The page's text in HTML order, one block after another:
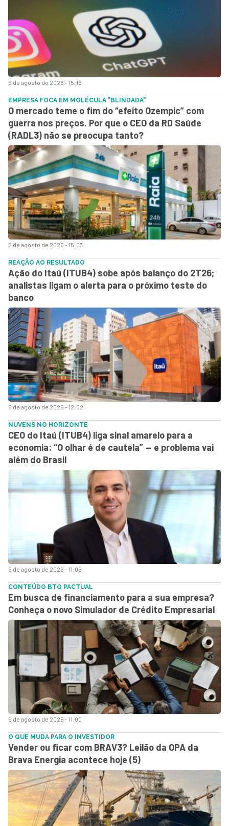
5 de agosto de 2026 - 15:16
5 de agosto de 2026 - 15:03
EMPRESA FOCA EM MOLÉCULA "BLINDADA"
O mercado teme o fim do “efeito Ozempic” com
guerra nos preços. Por que o CEO da RD Saúde
(RADL3) não se preocupa tanto?
5 de agosto de 2026 - 12:02
REAÇÃO AO RESULTADO
Ação do Itaú (ITUB4) sobe após balanço do 2T26;
analistas ligam o alerta para o próximo teste do
banco
5 de agosto de 2026 - 11:05
NUVENS NO HORIZONTE
CEO do Itaú (ITUB4) liga sinal amarelo para a
economia: “O olhar é de cautela” — e problema vai
além do Brasil
5 de agosto de 2026 - 11:00
CONTEÚDO BTG PACTUAL
Em busca de financiamento para a sua empresa?
Conheça o novo Simulador de Crédito Empresarial
O QUE MUDA PARA O INVESTIDOR
Vender ou ficar com BRAV3? Leilão da OPA da
Brava Energia acontece hoje (5)